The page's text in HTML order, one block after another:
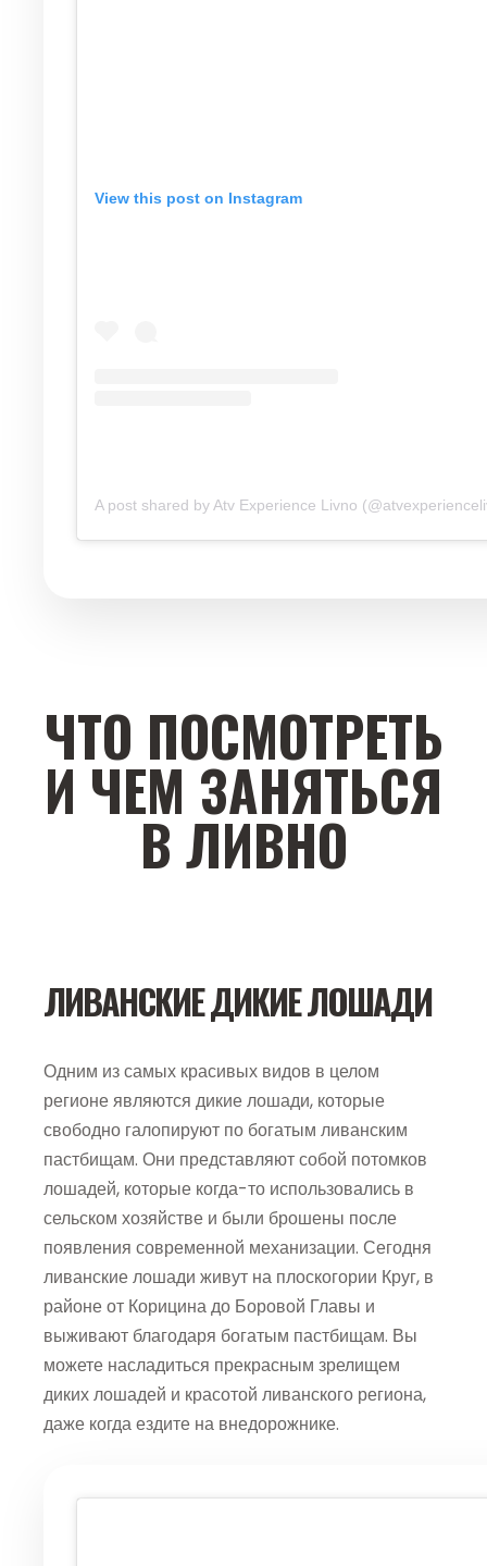
View this post on Instagram
A post shared by Atv Experience Livno
ЧТО ПОСМОТРЕТЬ
И ЧЕМ ЗАНЯТЬСЯ
В ЛИВНО
ЛИВАНСКИЕ ДИКИЕ ЛОШАДИ
Одним из самых красивых видов в целом
регионе являются дикие лошади, которые
свободно галопируют по богатым ливанским
пастбищам. Они представляют собой потомков
лошадей, которые когда-то использовались в
сельском хозяйстве и были брошены после
появления современной механизации. Сегодня
ливанские лошади живут на плоскогории Круг, в
районе от Корицина до Боровой Главы и
выживают благодаря богатым пастбищам. Вы
можете насладиться прекрасным зрелищем
диких лошадей и красотой ливанского региона,
даже когда ездите на внедорожнике.